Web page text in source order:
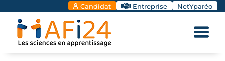
Candidat Entreprise NetYparéo